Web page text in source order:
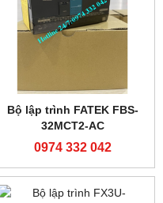
0974 332 042